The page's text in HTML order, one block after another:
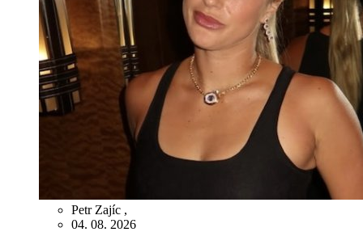
Petr Zajíc ,
04. 08. 2026